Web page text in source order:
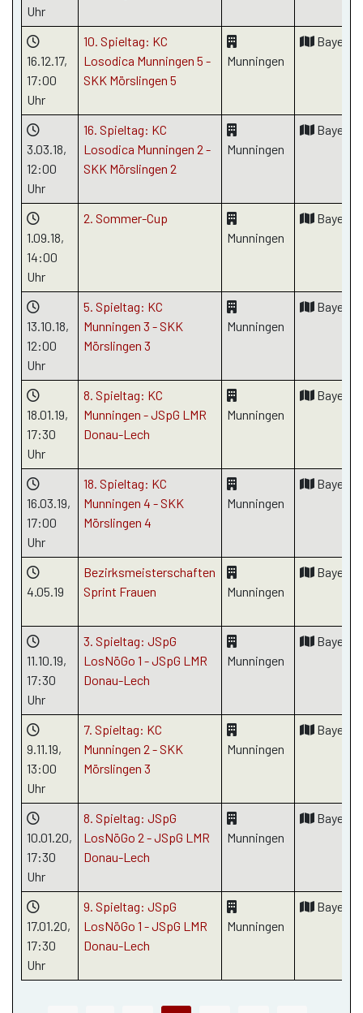
Uhr
16.12.17,
17:00
Uhr
10. Spieltag: KC
Losodica Munningen 5 -
SKK Mörslingen 5
Munningen
Bayern
3.03.18,
12:00
Uhr
16. Spieltag: KC
Losodica Munningen 2 -
SKK Mörslingen 2
Munningen
Bayern
1.09.18,
14:00
Uhr
2. Sommer-Cup
Munningen
Bayern
13.10.18,
12:00
Uhr
5. Spieltag: KC
Munningen 3 - SKK
Mörslingen 3
Munningen
Bayern
18.01.19,
17:30
Uhr
8. Spieltag: KC
Munningen - JSpG LMR
Donau-Lech
Munningen
Bayern
16.03.19,
17:00
Uhr
18. Spieltag: KC
Munningen 4 - SKK
Mörslingen 4
Munningen
Bayern
4.05.19
Bezirksmeisterschaften
Sprint Frauen
Munningen
Bayern
11.10.19,
17:30
Uhr
3. Spieltag: JSpG
LosNöGo 1 - JSpG LMR
Donau-Lech
Munningen
Bayern
9.11.19,
13:00
Uhr
7. Spieltag: KC
Munningen 2 - SKK
Mörslingen 3
Munningen
Bayern
10.01.20,
17:30
Uhr
8. Spieltag: JSpG
LosNöGo 2 - JSpG LMR
Donau-Lech
Munningen
Bayern
17.01.20,
17:30
Uhr
9. Spieltag: JSpG
LosNöGo 1 - JSpG LMR
Donau-Lech
Munningen
Bayern